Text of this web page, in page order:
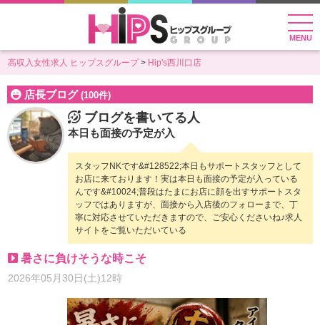
MENU
高収入女性求人 ヒップスグループ Hip's西川口店
店長ブログ (100件)
ブログを書いてる人
本日も面接の予定が入
スタッフNKです&#128522;本日もサポートスタッフとして
お店に来ております！実は本日も面接の予定が入っている
んです&#10024;普段はたまにお店に顔を出すサポートスタ
ッフではありますが、面接から入店後のフォローまで、丁
寧に対応させていただきますので、ご安心くださいね♪求人
サイトをご覧いただいている
暑さに負けそうな時こそ
2026年05月30日(土)12時